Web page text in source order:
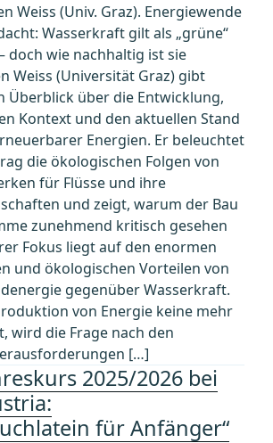
Weiss (Univ. Graz). Energiewende
Wasserkraft gilt als „grüne“
doch wie nachhaltig ist sie
Weiss (Universität Graz) gibt
Überblick über die Entwicklung,
Kontext und den aktuellen Stand
Energien. Er beleuchtet
die ökologischen Folgen von
für Flüsse und ihre
und zeigt, warum der Bau
zunehmend kritisch gesehen
Fokus liegt auf den enormen
und ökologischen Vorteilen von
gegenüber Wasserkraft.
von Energie keine mehr
wird die Frage nach den
[…]
2025/2026 bei
für Anfänger“